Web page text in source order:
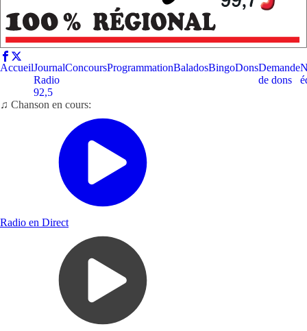
AccueilJournal
Radio
92,5
ConcoursProgrammationBaladosBingoDonsDemande
de dons
♫ Chanson en cours:
Radio en Direct